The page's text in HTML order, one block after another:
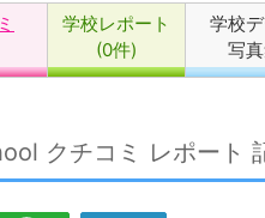
学校レポート
(0件)
学校
写
クチコミ レポート